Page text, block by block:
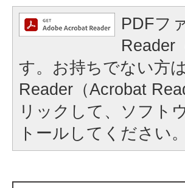
PDFフ
Reader
す。お持ちでない方
Reader（Acrobat
リックして、ソフト
トールしてください。